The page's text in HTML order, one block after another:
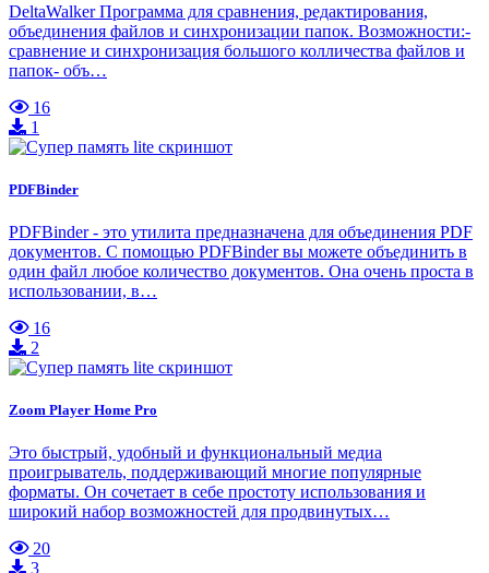
DeltaWalker Программа для сравнения, редактирования,
объединения файлов и синхронизации папок. Возможности:-
сравнение и синхронизация большого колличества файлов и
папок- объ…
16
1
PDFBinder
PDFBinder - это утилита предназначена для объединения PDF
документов. С помощью PDFBinder вы можете объединить в
один файл любое количество документов. Она очень проста в
использовании, в…
16
2
Zoom Player Home Pro
Это быстрый, удобный и функциональный медиа
проигрыватель, поддерживающий многие популярные
форматы. Он сочетает в себе простоту использования и
широкий набор возможностей для продвинутых…
20
3